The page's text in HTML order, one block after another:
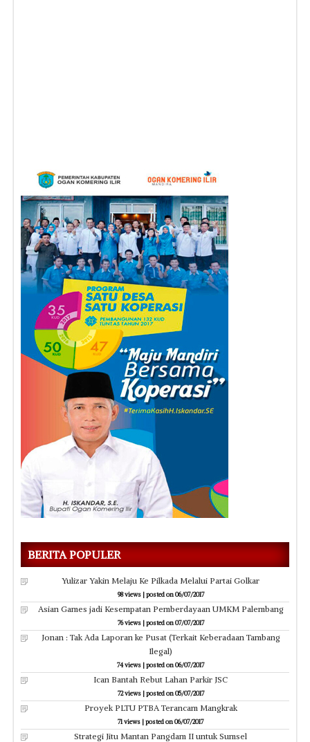
BERITA POPULER
Yulizar Yakin Melaju Ke Pilkada Melalui Partai Golkar
98 views|posted on 06/07/2017
Asian Games jadi Kesempatan Pemberdayaan UMKM Palembang
76 views|posted on 07/07/2017
Jonan : Tak Ada Laporan ke Pusat (Terkait Keberadaan Tambang
Ilegal)
74 views |posted on 06/07/2017
Ican Bantah Rebut Lahan Parkir JSC
72 views|posted on 05/07/2017
Proyek PLTU PTBA Terancam Mangkrak
71 views |posted on 06/07/2017
Strategi Jitu Mantan Pangdam II untuk Sumsel